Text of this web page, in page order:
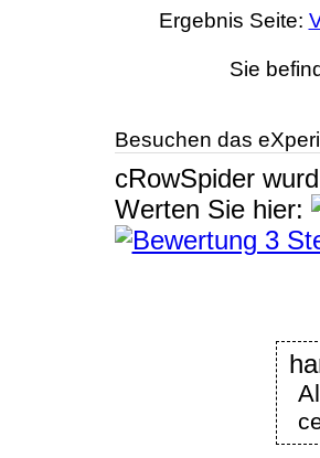
Ergebnis Seite:
Sie
Besuchen das
cRowSpider
Werten Sie hier: